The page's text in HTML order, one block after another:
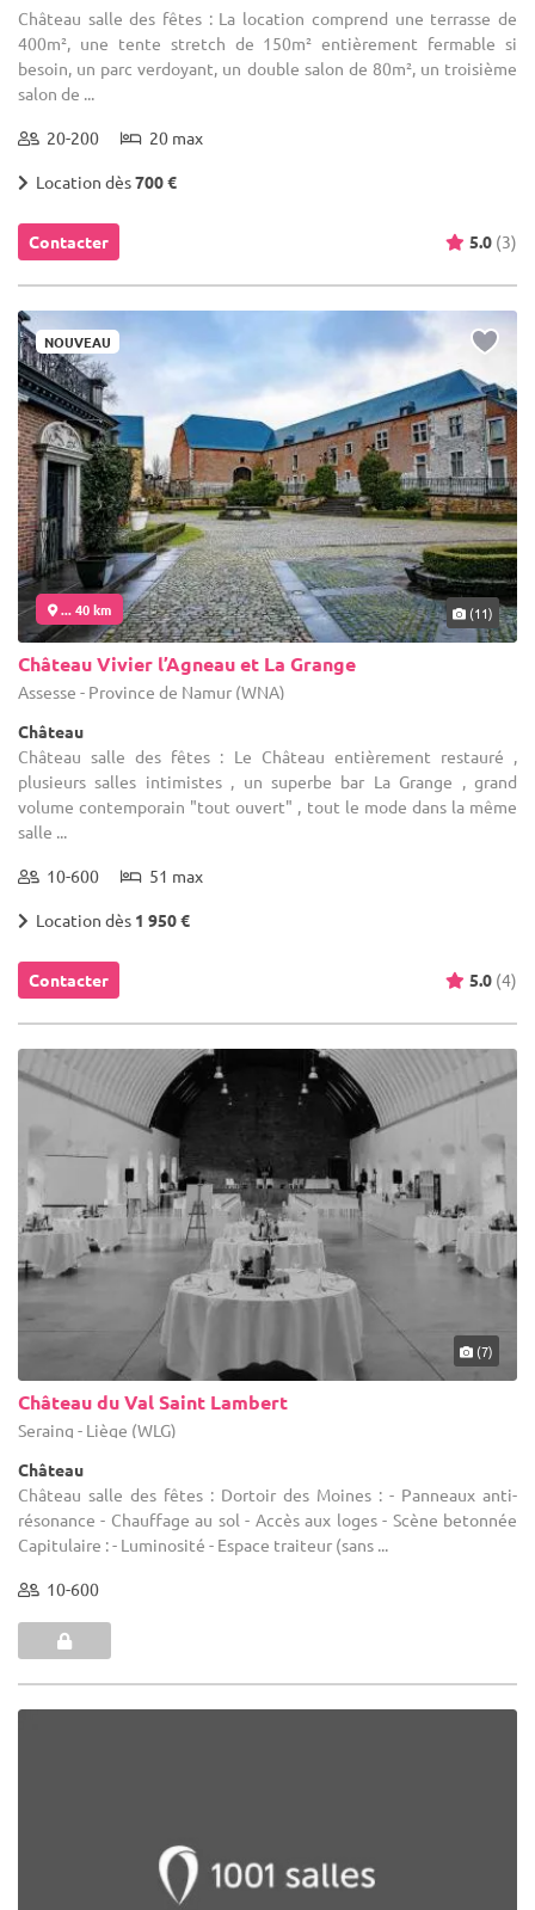
Château salle des fêtes : La location comprend une terrasse de
400m², une tente stretch de 150m² entièrement fermable si
besoin, un parc verdoyant, un double salon de 80m², un troisième
salon de ...
20-200 20 max
Location dès700 €
Contacter 5.0 (3)
NOUVEAU
... 40 km (11)
Château Vivier l’Agneau et La Grange
Assesse - Province de Namur (WNA)
Château
Château salle des fêtes : Le Château entièrement restauré ,
plusieurs salles intimistes , un superbe bar La Grange , grand
volume contemporain "tout ouvert" , tout le mode dans la même
salle ...
10-600 51 max
Location dès 1 950 €
Contacter 5.0 (4)
(7)
Château du Val Saint Lambert
Seraing - Liège (WLG)
Château
Château salle des fêtes : Dortoir des Moines : - Panneaux anti-
résonance - Chauffage au sol - Accès aux loges - Scène betonnée
Capitulaire : - Luminosité - Espace traiteur (sans ...
10-600